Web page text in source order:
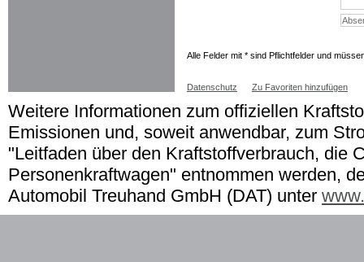
Alle Felder mit * sind Pflichtfelder und
Datenschutz Zu Favoriten hinzufügen
Weitere Informationen zum offiziellen
Emissionen und, soweit anwendbar, zum
"Leitfaden über den Kraftstoffverbrauch, die
Personenkraftwagen" entnommen werden,
Automobil Treuhand GmbH (DAT) unter